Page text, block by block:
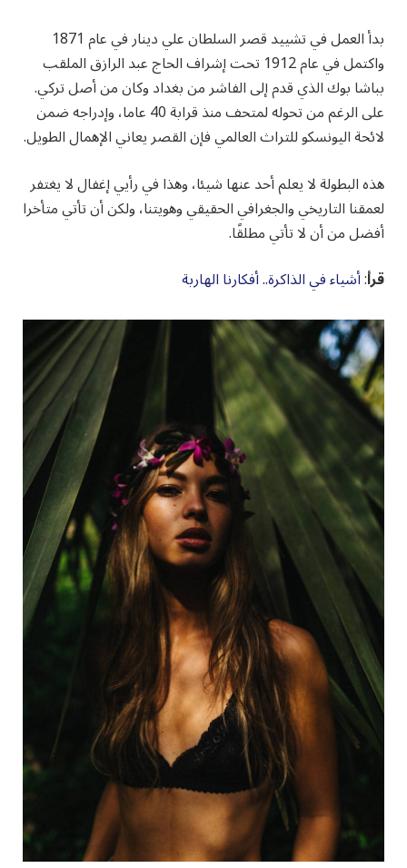
بدأ العمل في تشييد قصر السلطان علي دينار في عام 1871
واكتمل في عام 1912 تحت إشراف الحاج عبد الرازق الملقب
بباشا بوك الذي قدم إلى الفاشر من بغداد وكان من أصل تركي.
على الرغم من تحوله لمتحف منذ قرابة 40 عاما، وإدراجه ضمن
لائحة اليونسكو للتراث العالمي فإن القصر يعاني الإهمال الطويل.
هذه البطولة لا يعلم أحد عنها شيئا، وهذا في رأيي إغفال لا يغتفر
لعمقنا التاريخي والجغرافي الحقيقي وهويتنا، ولكن أن تأتي متأخرا
أفضل من أن لا تأتي مطلقًا.
قرأ:أشياء في الذاكرة.. أفكارنا الهاربة